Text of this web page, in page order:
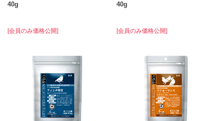
40g
[会員のみ価格公開]
40g
[会員のみ価格公開]